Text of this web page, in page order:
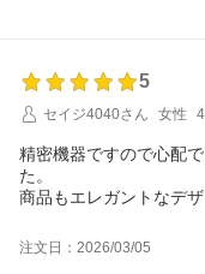
5
セイジ4040さん
女性
精密機器ですので心配
た。
商品もエレガントなデ
注文日：2026/03/05